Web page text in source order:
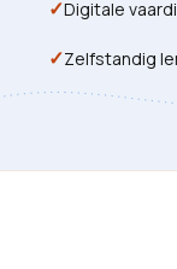
✓Digitale
✓Zelfstandig